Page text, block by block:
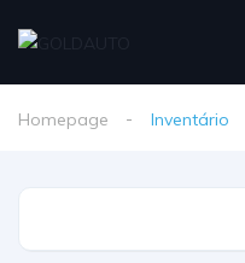
Homepage Inventário